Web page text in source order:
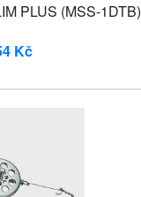
PLUS (MSS-1DTB)
Kč